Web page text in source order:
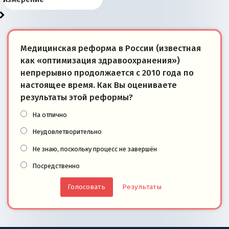
Медицинская реформа в России (известная
как «оптимизация здравоохранения»)
непрерывно продолжается с 2010 года по
настоящее время. Как Вы оцениваете
результаты этой реформы?
На отлично
Неудовлетворительно
Не знаю, поскольку процесс не завершён
Посредственно
Результаты